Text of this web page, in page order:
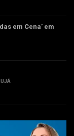
em Cena’ em